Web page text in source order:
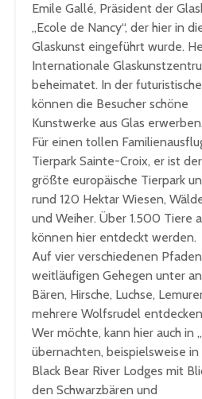
Emile Gallé, Präsident der
„Ecole de Nancy“, der hier in
Glaskunst eingeführt wurde.
Internationale
beheimatet. In der
können die Besucher schöne
Kunstwerke aus Glas erwerben.
Für einen tollen
Tierpark Sainte-Croix, er ist der
größte europäische Tierpark
rund 120 Hektar Wiesen,
und Weiher. Über 1.500 Tiere
können hier entdeckt werden.
Auf vier verschiedenen
weitläufigen Gehegen unter
Bären, Hirsche, Luchse,
mehrere Wolfsrudel
Wer möchte, kann hier auch in
übernachten, beispielsweise in
Black Bear River Lodges mit
den Schwarzbären und